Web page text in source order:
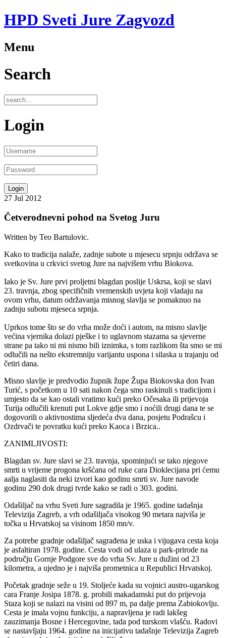
HPD Sveti Jure Zagvozd
Menu
Search
Login
27 Jul 2012
Četverodnevni pohod na Svetog Juru
Written by Teo Bartulovic.
Kako to tradicija nalaže, zadnje subote u mjesecu srpnju održava se
svetkovina u crkvici svetog Jure na najvišem vrhu Biokova.
Iako je Sv. Jure prvi proljetni blagdan poslije Uskrsa, koji se slavi
23. travnja, zbog specifičnih vremenskih uvjeta koji vladaju na
ovom vrhu, datum održavanja misnog slavlja se pomaknuo na
zadnju subotu mjeseca srpnja.
Uprkos tome što se do vrha može doći i autom, na misno slavlje
većina vjernika dolazi pješke i to uglavnom stazama sa sjeverne
strane pa tako ni mi nismo bili iznimka, s tom razlikom šta smo se mi
odlučili na nešto ekstremniju varijantu uspona i silaska u trajanju od
četiri dana.
Misno slavlje je predvodio župnik župe Župa Biokovska don Ivan
Turić, s početkom u 10 sati nakon čega smo raskinuli s tradicijom i
umjesto da se kao ostali vratimo kući preko Očesaka ili prijevoja
Turija odlučili krenuti put Lokve gdje smo i noćili drugi dana te se
dogovorili o aktivnostima sljedeća dva dana, posjetu Podrašcu i
Ozdrvači te povratku kući preko Kaoca i Brzica..
ZANIMLJIVOSTI:
Blagdan sv. Jure slavi se 23. travnja, spominjući se tako njegove
smrti u vrijeme progona kršćana od ruke cara Dioklecijana pri ćemu
aalja naglasiti da neki izvori kao godinu smrti sv. Jure navode
godinu 290 dok drugi tvrde kako se radi o 303. godini.
Odašiljač na vrhu Sveti Jure sagradila je 1965. godine tadašnja
Televizija Zagreb, a vrh odašiljača visokog 90 metara najviša je
točka u Hrvatskoj sa visinom 1850 mn/v.
Za potrebe gradnje odašiljač sagrađena je uska i vijugava cesta koja
je asfaltiran 1978. godine. Cesta vodi od ulaza u park-prirode na
području Gornje Podgore sve do vrha Sv. Jure u dužini od 23
kilometra, a ujedno je i najviša prometnica u Republici Hrvatskoj.
Početak gradnje seže u 19. Stoljeće kada su vojnici austro-ugarskog
cara Franje Josipa 1878. g. probili makadamski put do prijevoja
Staza koji se nalazi na visini od 897 m, pa dalje prema Zabiokovlju.
Cesta je imala vojnu funkciju, a napravljena je radi lakšeg
zauzimanja Bosne i Hercegovine, tada pod turskom vlašću. Radovi
se nastavljaju 1964. godine na inicijativu tadašnje Televizija Zagreb